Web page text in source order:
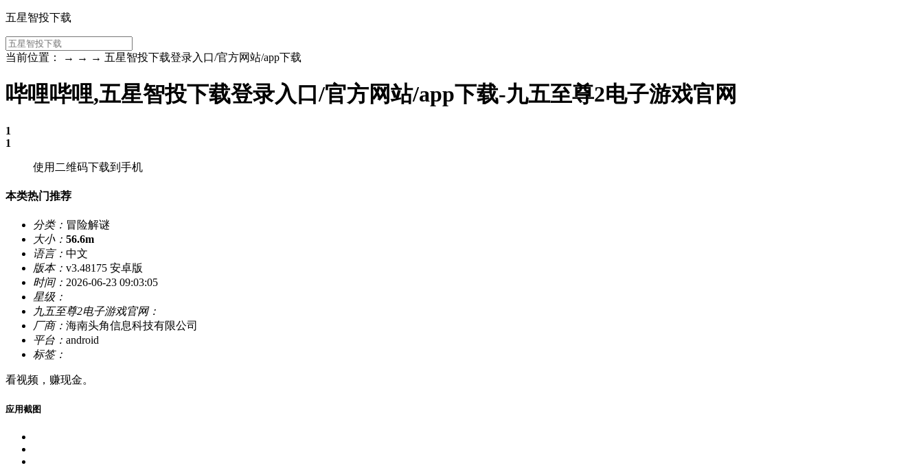
五星智投下载
当前位置： → → → 五星智投下载登录入口/官方网站/app下载
哔哩哔哩,五星智投下载登录入口/官方网站/app下载-九五至尊2电子游戏官网
1
1
使用二维码下载到手机
本类热门推荐
分类： 冒险解谜
大小： 56.6m
语言： 中文
版本： v3.48175 安卓版
时间： 2026-06-23 09:03:05
星级：
九五至尊2电子游戏官网：
厂商： 海南头角信息科技有限公司
平台： android
标签：
看视频，赚现金。
应用截图